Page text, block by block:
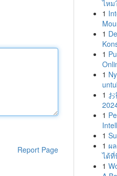
Report Page
ไหม
1
1
1
1
1
1
1
1 ผ
ได้ที่
1